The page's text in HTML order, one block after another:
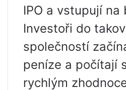
IPO a vstupují na
Investoři do
společností
peníze a počítají
rychlým